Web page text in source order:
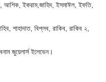
ইকরাম,জাহিদ, ইসমাঈল, ইফতি,
শাহাদাত, বিপ্লব, রাকিব, রাকিব ২,
জুয়েলার্স ইলেভেন।